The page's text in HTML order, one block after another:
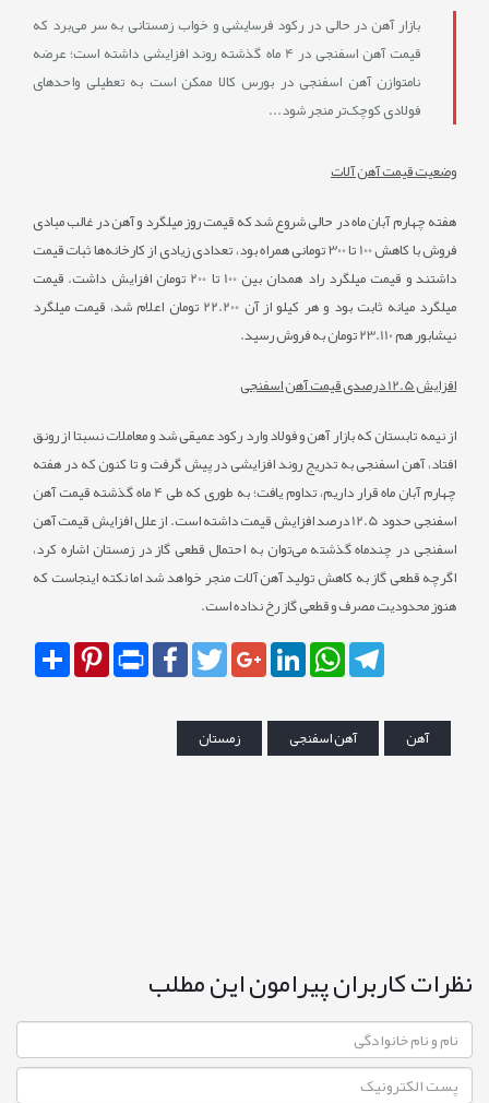
بازار آهن در حالی در رکود فرسایشی و خواب زمستانی به سر می‌برد که
قیمت آهن اسفنجی در 4 ماه گذشته روند افزایشی داشته است؛ عرضه
نامتوازن آهن اسفنجی در بورس کالا ممکن است به تعطیلی واحدهای
فولادی کوچک‌تر منجر شود...
وضعیت قیمت آهن آلات
هفته چهارم آبان ماه در حالی شروع شد که قیمت روز میلگرد و آهن در غالب مبادی
فروش با کاهش 100 تا 300 تومانی همراه بود، تعدادی زیادی از کارخانه‌ها ثبات قیمت
داشتند و قیمت میلگرد راد همدان بین 100 تا 200 تومان افزایش داشت. قیمت
میلگرد میانه ثابت بود و هر کیلو از آن 22.200 تومان اعلام شد، قیمت میلگرد
نیشابور هم 23.110 تومان به فروش رسید.
افزایش 12.5 درصدی قیمت آهن اسفنجی
از نیمه تابستان که بازار آهن و فولاد وارد رکود عمیقی شد و معاملات نسبتا از رونق
افتاد، آهن اسفنجی به تدریج روند افزایشی در پیش گرفت و تا کنون که در هفته
چهارم آبان ماه قرار داریم، تداوم یافت؛ به طوری که طی 4 ماه گذشته قیمت آهن
اسفنجی حدود 12.5 درصد افزایش قیمت داشته است. از علل افزایش قیمت آهن
اسفنجی در چندماه گذشته می‌توان به احتمال قطعی گاز در زمستان اشاره کرد،
اگرچه قطعی گاز به کاهش تولید آهن آلات منجر خواهد شد اما نکته اینجاست که
هنوز محدودیت مصرف و قطعی گاز رخ نداده است.
SharePinterest Print
FacebookTwitterGoogle+LinkedInWhatsAppTelegram
آهن آهن اسفنجی زمستان
نظرات کاربران پیرامون این مطلب